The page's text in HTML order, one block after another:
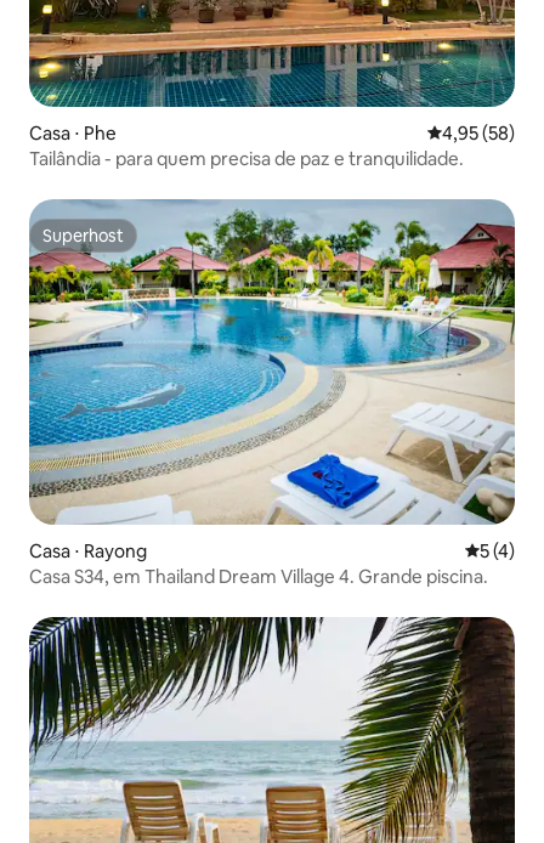
Casa ⋅ Phe 4,95 de uma
4,95 (58)
Tailândia - para quem precisa de paz e tranquilidade.
Superhost
Superhost
Casa ⋅ Rayong 5 de
5 (4)
Casa S34, em Thailand Dream Village 4. Grande piscina.